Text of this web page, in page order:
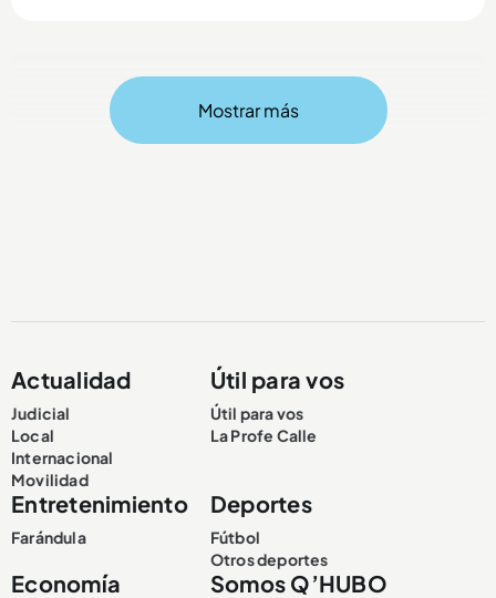
Mostrar más
Actualidad
Judicial
Local
Internacional
Movilidad
Útil para vos
Útil para vos
La Profe Calle
Entretenimiento
Farándula
Deportes
Fútbol
Otros deportes
Economía Somos Q’HUBO